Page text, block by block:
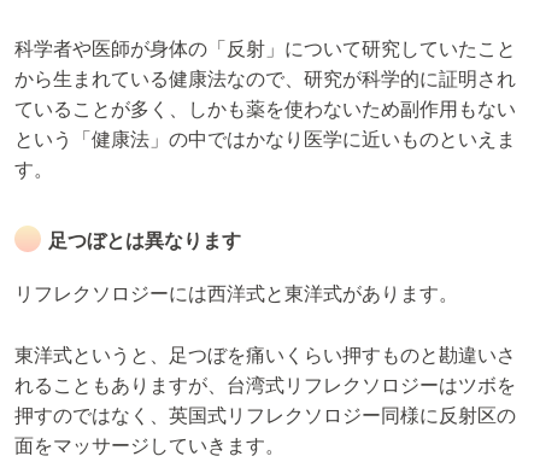
科学者や医師が身体の「反射」について研究していたこと
から生まれている健康法なので、研究が科学的に証明され
ていることが多く、しかも薬を使わないため副作用もない
という「健康法」の中ではかなり医学に近いものといえま
す。
足つぼとは異なります
リフレクソロジーには西洋式と東洋式があります。
東洋式というと、足つぼを痛いくらい押すものと勘違いさ
れることもありますが、台湾式リフレクソロジーはツボを
押すのではなく、英国式リフレクソロジー同様に反射区の
面をマッサージしていきます。